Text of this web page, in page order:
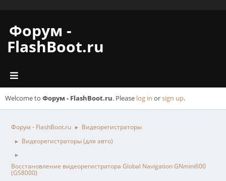
Форум -
FlashBoot.ru
Welcome to Форум - FlashBoot.ru. Please log in orsign up.
Форум - FlashBoot.ru ► Видеорегистраторы
► Видеорегистраторы (для авто)
►
Восстановление видеорегистратора Global Navigation GNmini600
(GS8000)